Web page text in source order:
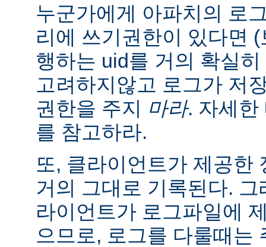
누군가에게 아파치의 로
리에 쓰기권한이 있다면
행하는 uid를 거의 확실
고려하지않고 로그가 저
권한을 주지 마라. 자세
를 참고하라.
또, 클라이언트가 제공한
거의 그대로 기록된다.
라이언트가 로그파일에
으므로, 로그를 다룰때는